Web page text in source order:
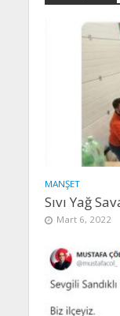
MANŞET
Sıvı Yağ
Mart 6, 2022